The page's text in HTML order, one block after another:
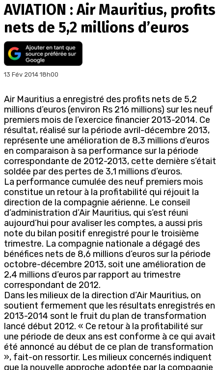
AVIATION : Air Mauritius, profits
nets de 5,2 millions d’euros
13 Fév 2014 18h00
Air Mauritius a enregistré des profits nets de 5,2
millions d’euros (environ Rs 216 millions) sur les neuf
premiers mois de l’exercice financier 2013-2014. Ce
résultat, réalisé sur la période avril-décembre 2013,
représente une amélioration de 8,3 millions d’euros
en comparaison à sa performance sur la période
correspondante de 2012-2013, cette dernière s’était
soldée par des pertes de 3,1 millions d’euros.
La performance cumulée des neuf premiers mois
constitue un retour à la profitabilité qui réjouit la
direction de la compagnie aérienne. Le conseil
d’administration d’Air Mauritius, qui s’est réuni
aujourd’hui pour avaliser les comptes, a aussi pris
note du bilan positif enregistré pour le troisième
trimestre. La compagnie nationale a dégagé des
bénéfices nets de 8,6 millions d’euros sur la période
octobre-décembre 2013, soit une amélioration de
2,4 millions d’euros par rapport au trimestre
correspondant de 2012.
Dans les milieux de la direction d’Air Mauritius, on
soutient fermement que les résultats enregistrés en
2013-2014 sont le fruit du plan de transformation
lancé début 2012. « Ce retour à la profitabilité sur
une période de deux ans est conforme à ce qui avait
été annoncé au début de ce plan de transformation
», fait-on ressortir. Les milieux concernés indiquent
que la nouvelle approche adoptée par la compagnie